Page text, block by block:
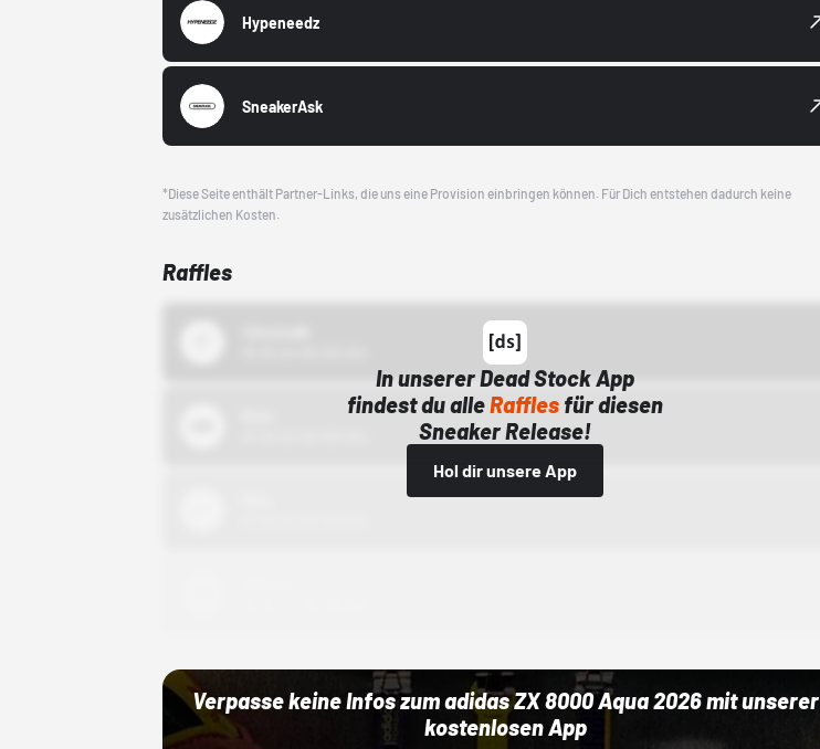
Hypeneedz
SneakerAsk
*Diese Seite enthält Partner-Links, die uns eine Provision einbringen können. Für Dich entstehen dadurch keine
zusätzlichen Kosten.
Raffles
In unserer Dead Stock App
findest du alleRaffles für diesen
Sneaker Release!
Hol dir unsere App
Verpasse keine Infos zum adidas ZX 8000 Aqua 2026 mit unserer
kostenlosen App